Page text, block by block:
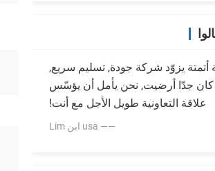
أتمتة يزوّد شركة جودة, تسليم سريع,
جدّا أرضيت, نحن يأمل أن يؤسّس
علاقة التعاونية طويل الأجل مع أنت!
—— usa ابن Lim